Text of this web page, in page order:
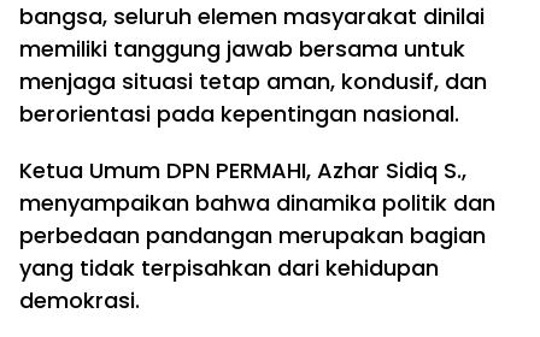
bangsa, seluruh elemen masyarakat dinilai
memiliki tanggung jawab bersama untuk
menjaga situasi tetap aman, kondusif, dan
berorientasi pada kepentingan nasional.
Ketua Umum DPN PERMAHI, Azhar Sidiq S.,
menyampaikan bahwa dinamika politik dan
perbedaan pandangan merupakan bagian
yang tidak terpisahkan dari kehidupan
demokrasi.